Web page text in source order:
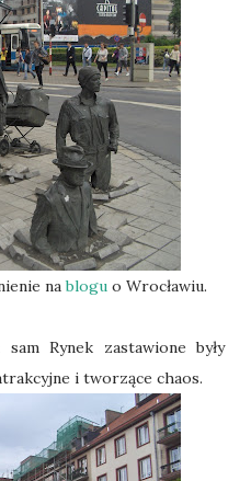
nabloguo Wrocławiu.
Rynek zastawione były
i tworzące chaos.